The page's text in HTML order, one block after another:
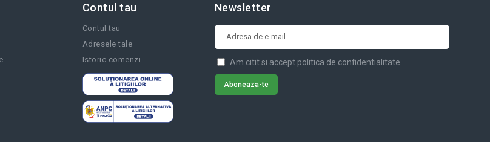
Contul tau
Contul tau
Adresele tale
Istoric comenzi
Newsletter
Am citit si accept politica de confidentialitate